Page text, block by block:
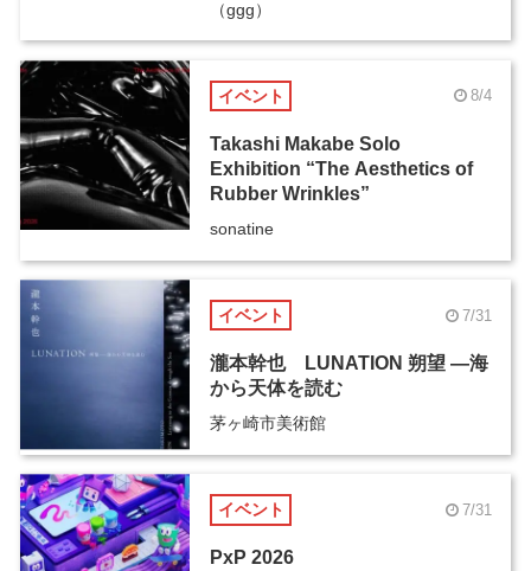
（ggg）
イベント 8/4
Takashi Makabe Solo
Exhibition “The Aesthetics of
Rubber Wrinkles”
sonatine
イベント 7/31
瀧本幹也 LUNATION 朔望 ―海
から天体を読む
茅ヶ崎市美術館
イベント 7/31
PxP 2026